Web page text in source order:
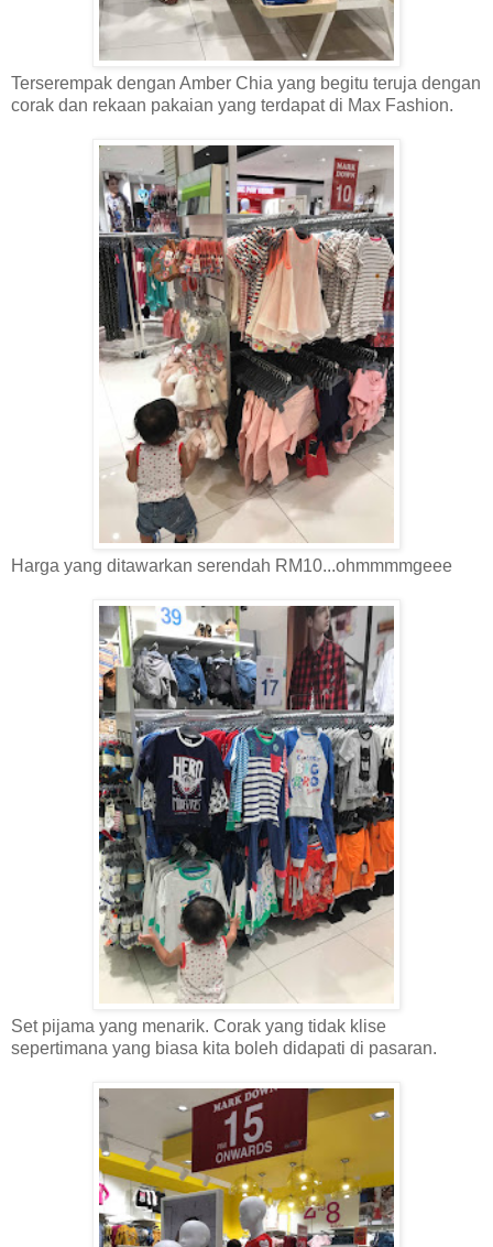
Terserempak dengan Amber Chia yang begitu teruja dengan
corak dan rekaan pakaian yang terdapat di Max Fashion.
Harga yang ditawarkan serendah RM10...ohmmmmgeee
Set pijama yang menarik. Corak yang tidak klise
sepertimana yang biasa kita boleh didapati di pasaran.